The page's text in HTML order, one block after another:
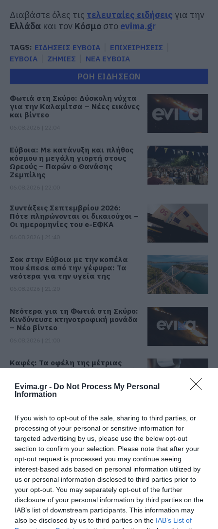
Evima.gr - Do Not Process My Personal
Information
If you wish to opt-out of the sale, sharing to third parties, or
processing of your personal or sensitive information for
targeted advertising by us, please use the below opt-out
section to confirm your selection. Please note that after your
opt-out request is processed you may continue seeing
interest-based ads based on personal information utilized by
us or personal information disclosed to third parties prior to
your opt-out. You may separately opt-out of the further
disclosure of your personal information by third parties on the
IAB’s list of downstream participants. This information may
also be disclosed by us to third parties on the IAB’s List of
Διαβάστε όλες τις τελευταίες ειδήσεις για την
Ελλάδα και τον Κόσμο στο evima.gr
TAGS: ΕΙΔΗΣΕΙΣ ΕΥΒΟΙΑ
ΕΠΙΧΕΙΡΗΣΕΙΣ
ΕΥΒΟΙΑ
ΖΗΜΙΕΣ ΝΕΑ ΕΥΒΟΙΑ
ΡΟΗ ΕΙΔΗΣΕΩΝ
Φωτιά στη Σκύρο: Δύσκολη νύχτα
για την Καλαμίτσα – Νέες εικόνες
και βίντεο
Εύβοια: Με κατάνυξη και πλήθος
κόσμου η μεγάλη γιορτή στους
Ωρεούς – Παρών ο Θανάσης
Ζεμπίλης
Συντάξεις Σεπτεμβρίου 2026:
Πότε πληρώνονται οι δικαιούχοι –
Οι ημερομηνίες του e-ΕΦΚΑ
Σοκ στην Εύβοια με την κοπέλα
που έπεσε από την γέφυρα: Τα
νεότερα για την υγεία της
Νεότερα για τη Φωτιά στη Σκύρο:
Κινδύνευσε κτηνοτροφική μονάδα
– Νέο βίντεο
Καφές: Τα οφέλη της μέτριας
κατανάλωσης σύμφωνα με ειδικό
06.08.2026 | 21:00
«Ανάσα» για τους αγρότες στην
Εύβοια: Ολοκληρώθηκε μεγάλο
έργο
06.08.2026 | 20:40
Ο λόγος που τηγανίζουμε ψάρια
του Σωτήρος – Πως θα κάνετε το
τέλειο μαγείρεμα
06.08.2026 | 20:20
Θρήνος στην Εύβοια: Έφυγε από
τη ζωή ο 37χρονος που είχε
ΠΕΡΙΣΣΟΤΕΡΑ ΑΠΟ ΕΙΔΗΣΕΙΣ ΕΥΒΟΙΑ